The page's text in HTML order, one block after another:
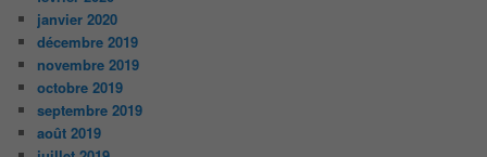
janvier 2020
décembre 2019
novembre 2019
octobre 2019
septembre 2019
août 2019